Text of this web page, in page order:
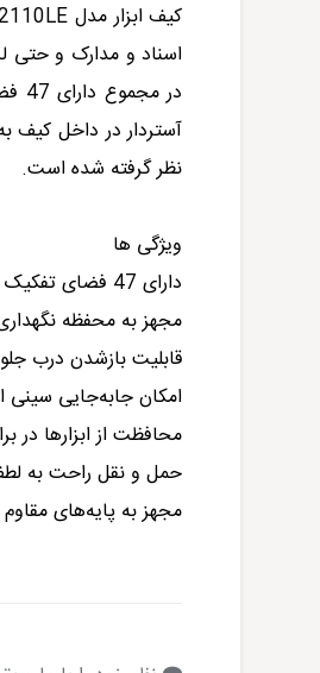
کیف ابزار مدل
نظر گرفته شده است.
ویژگی ها
دارای 47 فضای تفکیک شده جهت قرار‌گیری ابزار و تجهیزات
مجهز به محفظه نگهداری از
قابلیت باز‌شدن درب جلویی با زاویه 90 درجه جهت
امکان جابه‌جایی سینی
محافظت از ابزار‌ها در
حمل و نقل راحت به
مجهز به پایه‌های